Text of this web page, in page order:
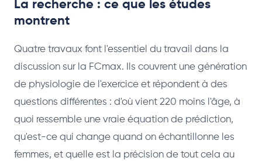
La recherche : ce que les études
montrent
Quatre travaux font l'essentiel du travail dans la
discussion sur la FCmax. Ils couvrent une génération
de physiologie de l'exercice et répondent à des
questions différentes : d'où vient 220 moins l'âge, à
quoi ressemble une vraie équation de prédiction,
qu'est-ce qui change quand on échantillonne les
femmes, et quelle est la précision de tout cela au